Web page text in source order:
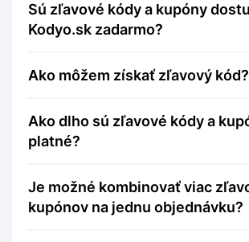
Sú zľavové kódy a kupóny dostupné na
Kodyo.sk zadarmo?
Ako môžem získať zľavový kód?
Ako dlho sú zľavové kódy a kupóny
platné?
Je možné kombinovať viac zľavových
kupónov na jednu objednávku?